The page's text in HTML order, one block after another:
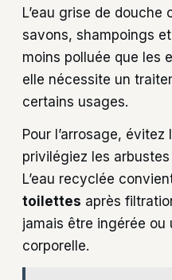
L’eau grise de
savons, shampoings
moins polluée que les
elle nécessite un
certains usages.
Pour l’arrosage,
privilégiez les
L’eau recyclée
toilettes après
jamais être ingérée ou
corporelle.